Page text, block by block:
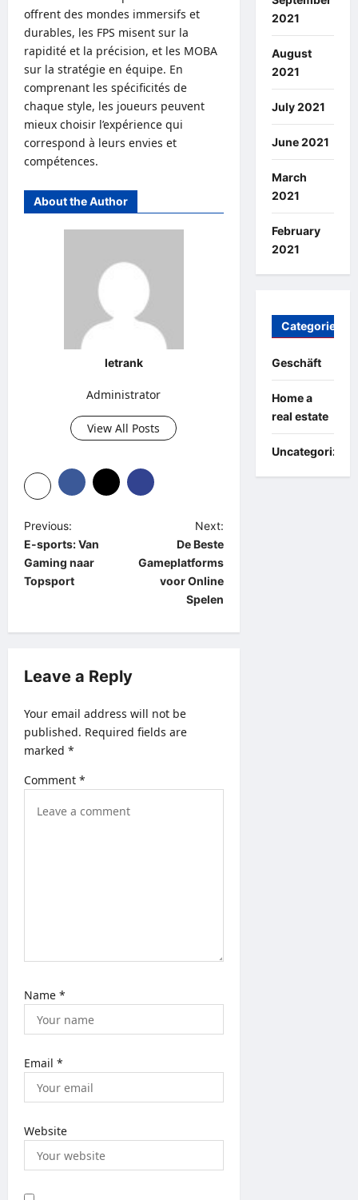
offrent des mondes immersifs et
durables, les FPS misent sur la
rapidité et la précision, et les MOBA
sur la stratégie en équipe. En
comprenant les spécificités de
chaque style, les joueurs peuvent
mieux choisir l’expérience qui
correspond à leurs envies et
compétences.
About the Author
letrank
Administrator
View All Posts
P
o
s
n
v
g
a
t
Previous:
E-sports: Van
Gaming naar
Topsport
Next:
De Beste
Gameplatforms
voor Online
Spelen
Leave a Reply
Your email address will not be
published. Required fields are
marked *
Comment *
Name *
Email *
Website
2021
August
2021
July 2021
June 2021
March
2021
February
2021
Categories
Geschäft
Home a
real estate
Uncategorized